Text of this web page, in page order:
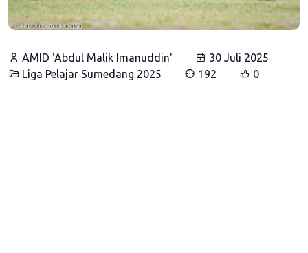
AMID 'Abdul Malik Imanuddin'
30 Juli 2025
Liga Pelajar Sumedang 2025
192 0